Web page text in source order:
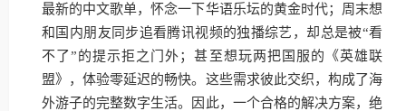
最新的中文歌单，怀念一下华语乐坛的黄金时代；周末想
和国内朋友同步追看腾讯视频的独播综艺，却总是被“看
不了”的提示拒之门外；甚至想玩两把国服的《英雄联
盟》，体验零延迟的畅快。这些需求彼此交织，构成了海
外游子的完整数字生活。因此，一个合格的解决方案，绝